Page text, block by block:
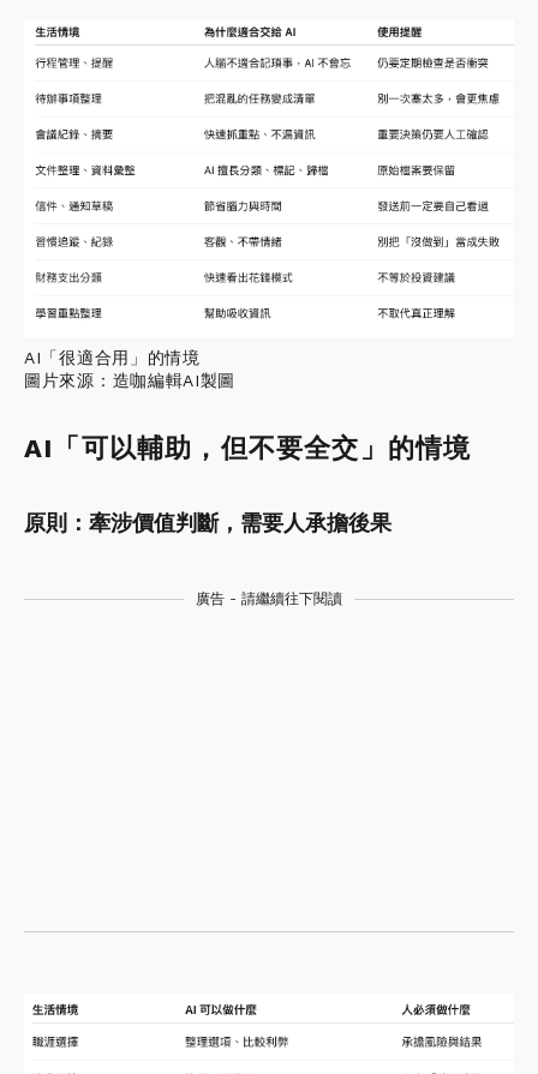
AI「很適合用」的情境
圖片來源：造咖編輯AI製圖
AI「可以輔助，但不要全交」的情境
原則：牽涉價值判斷，需要人承擔後果
廣告 - 請繼續往下閱讀